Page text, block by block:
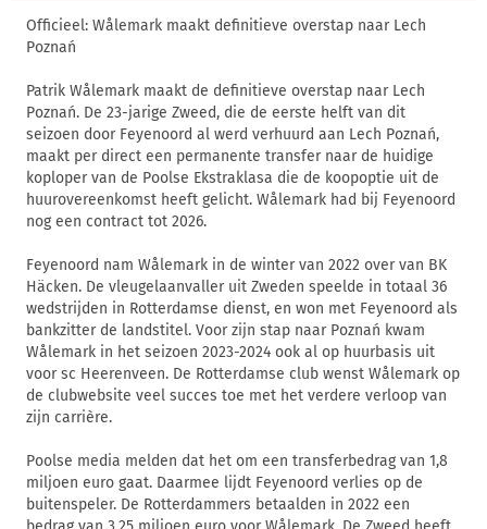
Officieel: Wålemark maakt definitieve overstap naar Lech
Poznań
Patrik Wålemark maakt de definitieve overstap naar Lech
Poznań. De 23-jarige Zweed, die de eerste helft van dit
seizoen door Feyenoord al werd verhuurd aan Lech Poznań,
maakt per direct een permanente transfer naar de huidige
koploper van de Poolse Ekstraklasa die de koopoptie uit de
huurovereenkomst heeft gelicht. Wålemark had bij Feyenoord
nog een contract tot 2026.
Feyenoord nam Wålemark in de winter van 2022 over van BK
Häcken. De vleugelaanvaller uit Zweden speelde in totaal 36
wedstrijden in Rotterdamse dienst, en won met Feyenoord als
bankzitter de landstitel. Voor zijn stap naar Poznań kwam
Wålemark in het seizoen 2023-2024 ook al op huurbasis uit
voor sc Heerenveen. De Rotterdamse club wenst Wålemark op
de clubwebsite veel succes toe met het verdere verloop van
zijn carrière.
Poolse media melden dat het om een transferbedrag van 1,8
miljoen euro gaat. Daarmee lijdt Feyenoord verlies op de
buitenspeler. De Rotterdammers betaalden in 2022 een